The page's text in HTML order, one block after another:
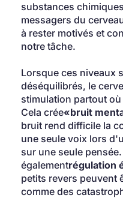
substances
messagers du
à rester motivés et
notre tâche.
Lorsque ces niveaux
déséquilibrés, le
stimulation partout
Cela crée«bruit
bruit rend difficile la
une seule voix lors
sur une seule
égalementrégulation
petits revers peuvent
comme des